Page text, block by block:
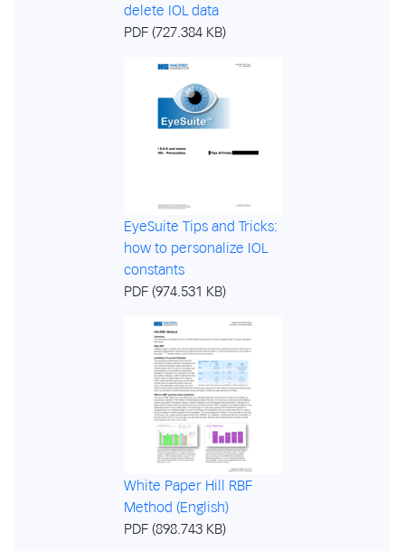
delete IOL data
PDF (727.384 KB)
EyeSuite Tips and Tricks:
how to personalize IOL
constants
PDF (974.531 KB)
White Paper Hill RBF
Method (English)
PDF (898.743 KB)